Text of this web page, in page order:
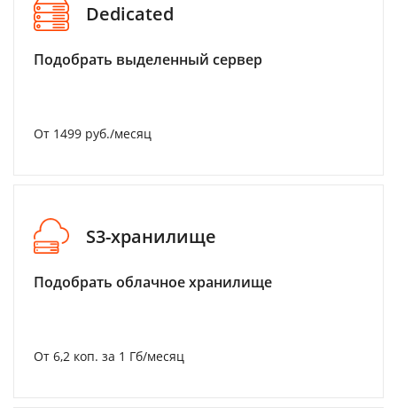
Dedicated
Подобрать выделенный сервер
От 1499 руб./месяц
S3-хранилище
Подобрать облачное хранилище
От 6,2 коп. за 1 Гб/месяц